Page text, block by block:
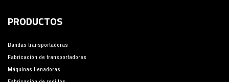
PRODUCTOS
Bandas transportadoras
Fabricación de transportadores
Máquinas llenadoras